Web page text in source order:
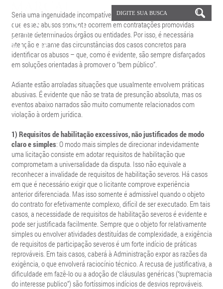
Seria uma ingenuidade incompatível com a realidade dos fatos supor
que esses abusos somente ocorrem em contratações promovidas
perante determinados órgãos ou entidades. Por isso, é necessária
atenção e exame das circunstâncias dos casos concretos para
identificar os abusos – que, como é evidente, são sempre disfarçados
em soluções orientadas à promover o “bem público”.
Adiante estão arroladas situações que usualmente envolvem práticas
abusivas. É evidente que não se trata de presunção absoluta, mas os
eventos abaixo narrados são muito comumente relacionados com
violação à ordem jurídica.
1) Requisitos de habilitação excessivos, não justificados de modo
claro e simples: O modo mais simples de direcionar indevidamente
uma licitação consiste em adotar requisitos de habilitação que
comprometam a universalidade da disputa. Isso não equivale a
reconhecer a invalidade de requisitos de habilitação severos. Há casos
em que é necessário exigir que o licitante comprove experiência
anterior diferenciada. Mas isso somente é admissível quando o objeto
do contrato for efetivamente complexo, difícil de ser executado. Em tais
casos, a necessidade de requisitos de habilitação severos é evidente e
pode ser justificada facilmente. Sempre que o objeto for relativamente
simples ou envolver atividades destituídas de complexidade, a exigência
de requisitos de participação severos é um forte indício de práticas
reprováveis. Em tais casos, caberá à Administração expor as razões da
exigência, o que envolverá raciocínio técnico. A recusa de justificativa, a
dificuldade em fazê-lo ou a adoção de cláusulas genéricas (“supremacia
do interesse publico”) são fortíssimos indícios de desvios reprováveis.